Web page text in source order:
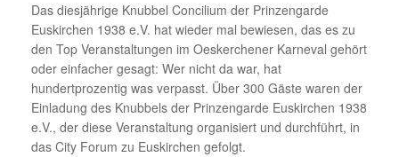
Das diesjährige Knubbel Concilium der Prinzengarde
Euskirchen 1938 e.V. hat wieder mal bewiesen, das es zu
den Top Veranstaltungen im Oeskerchener Karneval gehört
oder einfacher gesagt: Wer nicht da war, hat
hundertprozentig was verpasst. Über 300 Gäste waren der
Einladung des Knubbels der Prinzengarde Euskirchen 1938
e.V., der diese Veranstaltung organisiert und durchführt, in
das City Forum zu Euskirchen gefolgt.